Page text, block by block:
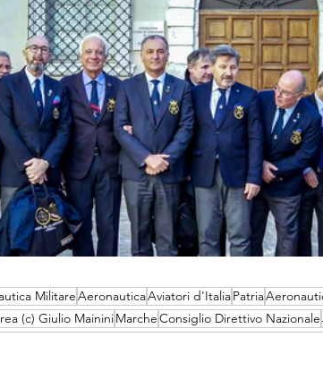
MilitareAeronauticaAviatori d'ItaliaPatria
(c) Giulio MaininiMarcheConsiglio Direttivo Nazionale